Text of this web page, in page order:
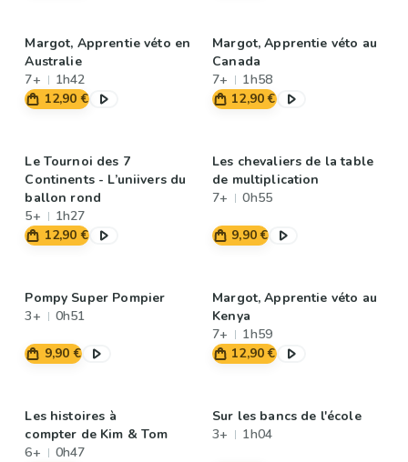
Margot, Apprentie véto en
Australie
7+
1h42
12,90 €
Margot, Apprentie véto au
Canada
7+
1h58
12,90 €
Le Tournoi des 7
Continents - L’uniivers du
ballon rond
5+
1h27
12,90 €
Les chevaliers de la table
de multiplication
7+
0h55
9,90 €
Pompy Super Pompier
3+
0h51
9,90 €
Margot, Apprentie véto au
Kenya
7+
1h59
12,90 €
Les histoires à
compter de Kim & Tom
6+
0h47
Sur les bancs de l'école
3+
1h04